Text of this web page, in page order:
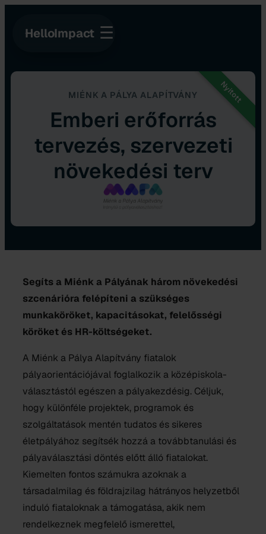
HelloImpact ☰
Nyitott
MIÉNK A PÁLYA ALAPÍTVÁNY
Emberi erőforrás
tervezés, szervezeti
növekedési terv
Segíts a Miénk a Pályának három növekedési
szcenárióra felépíteni a szükséges
munkaköröket, kapacitásokat, felelősségi
köröket és HR-költségeket.
A Miénk a Pálya Alapítvány fiatalok
pályaorientációjával foglalkozik a középiskola-
választástól egészen a pályakezdésig. Céljuk,
hogy különféle projektek, programok és
szolgáltatások mentén tudatos és sikeres
életpályához segítsék hozzá a továbbtanulási és
pályaválasztási döntés előtt álló fiatalokat.
Kiemelten fontos számukra azoknak a
társadalmilag és földrajzilag hátrányos helyzetből
induló fiataloknak a támogatása, akik nem
rendelkeznek megfelelő ismerettel,